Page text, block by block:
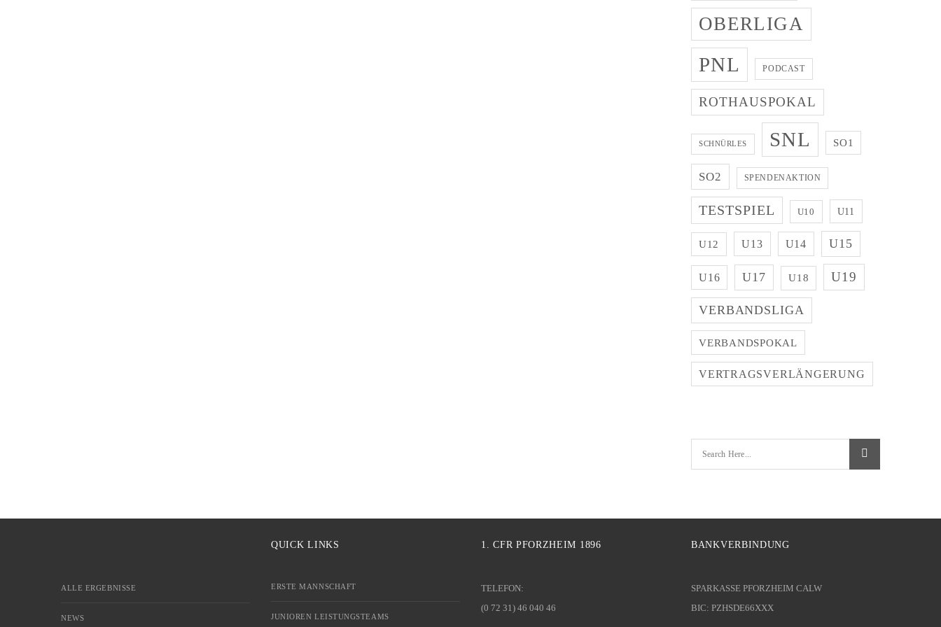
OBERLIGA
PNL PODCAST
ROTHAUSPOKAL
SCHNÜRLES SNL SO1
SO2 SPENDENAKTION
TESTSPIEL U10 U11
U12 U13 U14 U15
U16 U17 U18 U19
VERBANDSLIGA
VERBANDSPOKAL
VERTRAGSVERLÄNGERUNG
ALLE ERGEBNISSE
NEWS
QUICK LINKS
ERSTE MANNSCHAFT
JUNIOREN LEISTUNGSTEAMS
1. CFR PFORZHEIM 1896
TELEFON:
(0 72 31) 46 040 46
BANKVERBINDUNG
SPARKASSE PFORZHEIM CALW
BIC: PZHSDE66XXX